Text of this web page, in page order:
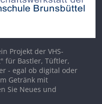
Projekt der VHS-
für Bastler, Tüftler,
- egal ob digital oder
Getränk mit
Sie Neues und